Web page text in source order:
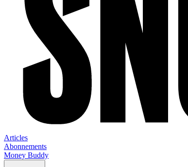
Articles
Abonnements
Money Buddy